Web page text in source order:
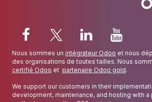
Nous sommes un intégrateur Odoo et nous
des organisations de toutes tailles. Nous
certifié Odoo et partenaire Odoo gold.
We support our customers in their
development, maintenance, and hosting with